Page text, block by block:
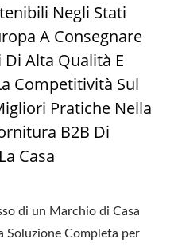
Negli Stati
A Consegnare
Di Alta Qualità E
Competitività Sul
Pratiche Nella
B2B Di
Casa
di un Marchio di Casa
Soluzione Completa per